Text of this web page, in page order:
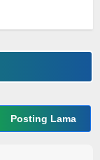
Posting Lama